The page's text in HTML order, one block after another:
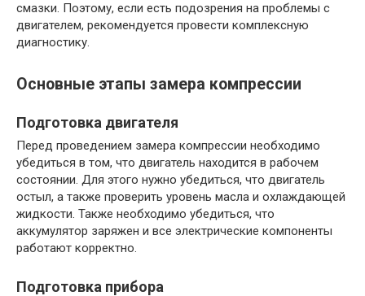
смазки. Поэтому, если есть подозрения на проблемы с
двигателем, рекомендуется провести комплексную
диагностику.
Основные этапы замера компрессии
Подготовка двигателя
Перед проведением замера компрессии необходимо
убедиться в том, что двигатель находится в рабочем
состоянии. Для этого нужно убедиться, что двигатель
остыл, а также проверить уровень масла и охлаждающей
жидкости. Также необходимо убедиться, что
аккумулятор заряжен и все электрические компоненты
работают корректно.
Подготовка прибора